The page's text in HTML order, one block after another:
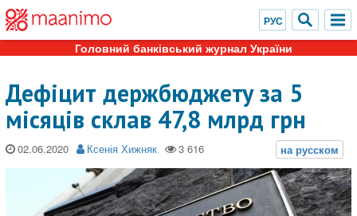
Головний банківський журнал України
Дефіцит держбюджету за 5
місяців склав 47,8 млрд грн
02.06.2020 Ксенія Хижняк